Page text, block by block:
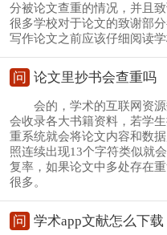
分被论文查重的情况，并且
很多学校对于论文的致谢部
写作论文之前应该仔细阅读学
问 论文里抄书会查重吗
会的，学术的互联网资
会收录各大书籍资料，若学
重系统就会将论文内容和数
照连续出现13个字符类似就
复率，如果论文中多处存在
很多。
问 学术app文献怎么下载